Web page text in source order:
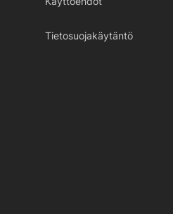
Tietosuojakäytäntö